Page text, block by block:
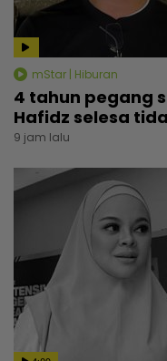
mStar | Hiburan
4 tahun pegang
Hafidz selesa
9 jam lalu